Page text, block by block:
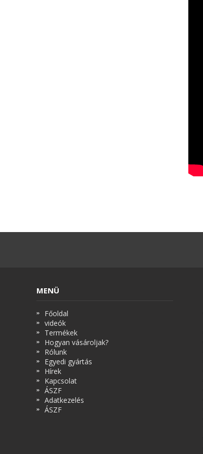
MENÜ
Főoldal
videók
Termékek
Hogyan vásároljak?
Rólunk
Egyedi gyártás
Hírek
Kapcsolat
ÁSZF
Adatkezelés
ÁSZF